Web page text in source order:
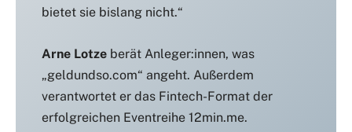
bietet sie bislang nicht.“
Arne Lotze berät Anleger:innen, was
„geldundso.com“ angeht. Außerdem
verantwortet er das Fintech-Format der
erfolgreichen Eventreihe 12min.me.